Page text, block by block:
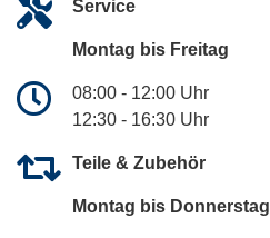
Service
Montag bis Freitag
08:00 - 12:00 Uhr
12:30 - 16:30 Uhr
Teile & Zubehör
Montag bis Donnerstag